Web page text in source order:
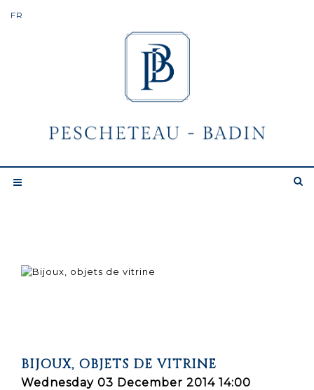
BIJOUX, OBJETS DE VITRINE
Wednesday 03 December 2014 14:00